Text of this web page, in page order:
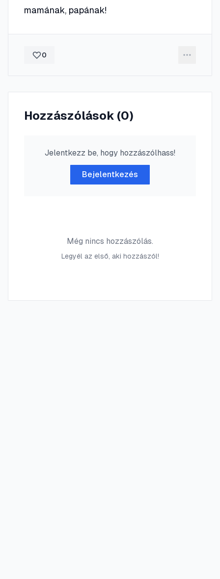
mamának, papának!
0
Hozzászólások (0)
Jelentkezz be, hogy hozzászólhass!
Bejelentkezés
Még nincs hozzászólás.
Legyél az első, aki hozzászól!